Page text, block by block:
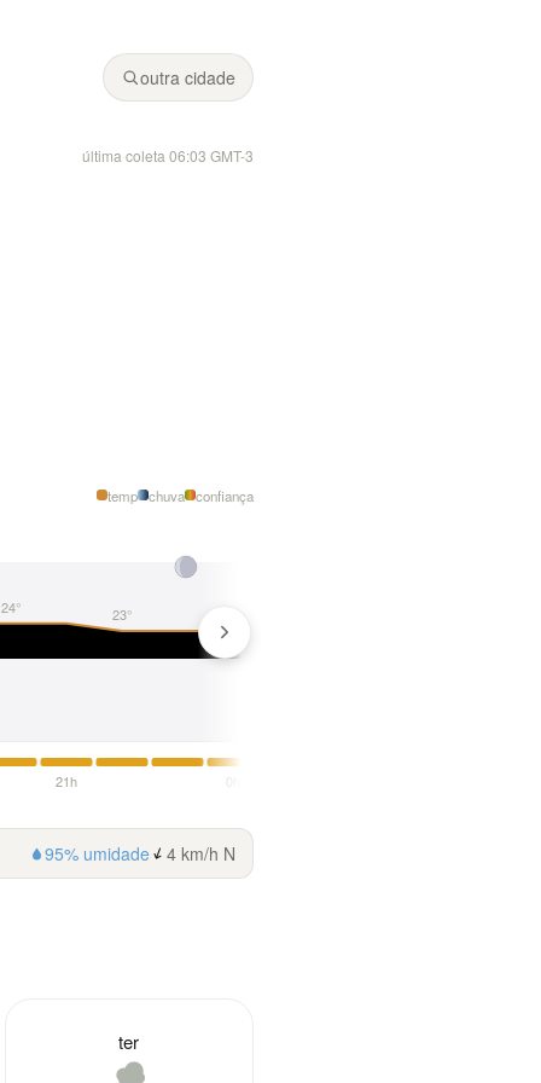
de chuva. Fonte: Climeo (modelos Open-Meteo).
outra cidade
última coleta 06:03 GMT-3
temp chuva confiança
24° 23°
21h 0h
95% umidade 4 km/h N
ter